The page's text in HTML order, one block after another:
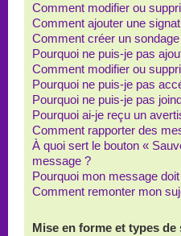
Comment modifier ou
Comment ajouter une
Comment créer un
Pourquoi ne puis-je pas
Comment modifier ou
Pourquoi ne puis-je pas
Pourquoi ne puis-je pas
Pourquoi ai-je reçu un
Comment rapporter des
À quoi sert le bouton «
message ?
Pourquoi mon message
Comment remonter mon
Mise en forme et types de